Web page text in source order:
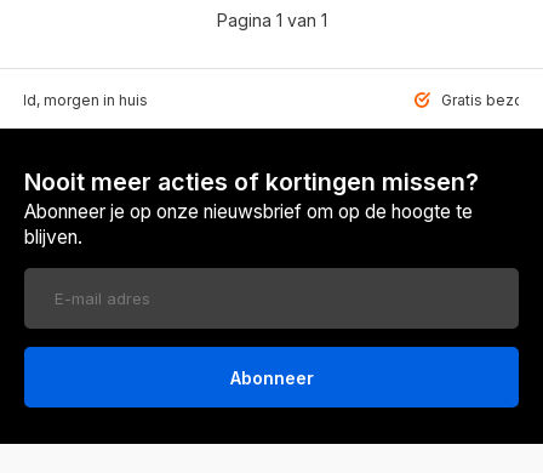
Pagina 1 van 1
morgen in huis Gratis
Nooit meer acties of kortingen missen?
Abonneer je op onze nieuwsbrief om op de hoogte te
blijven.
Abonneer